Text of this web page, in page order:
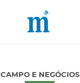
CAMPO E NEGÓCIOS